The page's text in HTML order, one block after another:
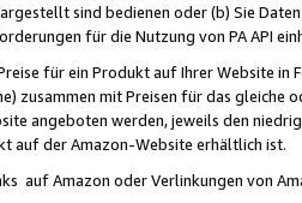
sind bedienen oder (b) Sie
für die Nutzung von PA API
für ein Produkt auf Ihrer Website
zusammen mit Preisen für das
angeboten werden, jeweils den
auf der Amazon-Website erhältlich ist.
auf Amazon oder Verlinkungen von